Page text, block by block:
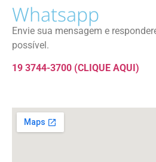
Whatsapp
Envie sua mensagem e
possível.
19 3744-3700 (CLIQUE AQUI)